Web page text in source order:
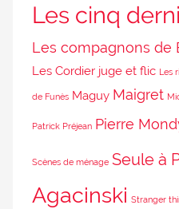
Les cinq
Les compagnons de
Les Cordier juge et flic Les
de Funès Maguy Maigret
Patrick Préjean Pierre
Scènes de ménage Seule à
Agacinski Stranger